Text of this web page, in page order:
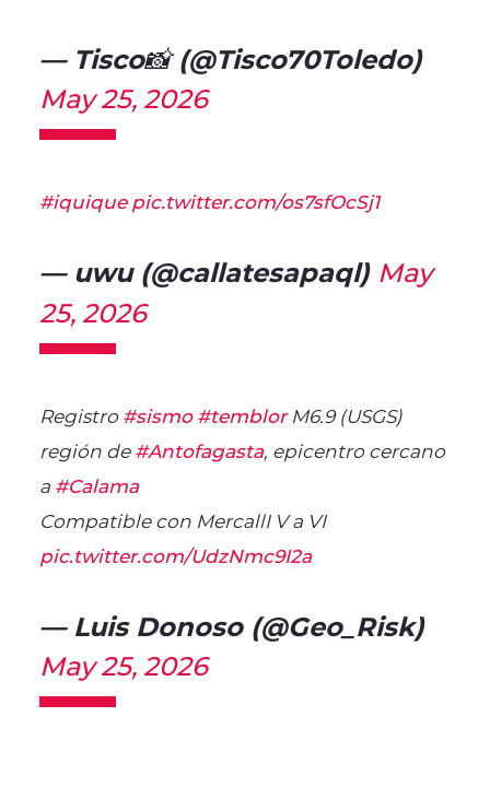
— Tisco📸 (@Tisco70Toledo)
May 25, 2026
#iquique pic.twitter.com/os7sfOcSj1
— uwu (@callatesapaql) May
25, 2026
Registro#sismo #temblorM6.9 (USGS)
región de#Antofagasta, epicentro cercano
a #Calama
Compatible con MercallI V a VI
pic.twitter.com/UdzNmc9I2a
— Luis Donoso (@Geo_Risk)
May 25, 2026